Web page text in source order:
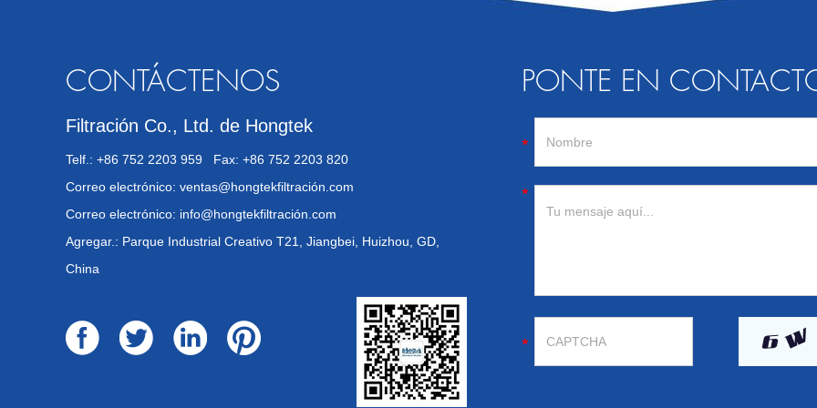
CONTÁCTENOS
Filtración Co., Ltd. de Hongtek
Telf.: +86 752 2203 959 Fax: +86 752 2203 820
Correo electrónico: ventas@hongtekfiltración.com
Correo electrónico: info@hongtekfiltración.com
Agregar.: Parque Industrial Creativo T21, Jiangbei, Huizhou, GD,
China
PONTE EN